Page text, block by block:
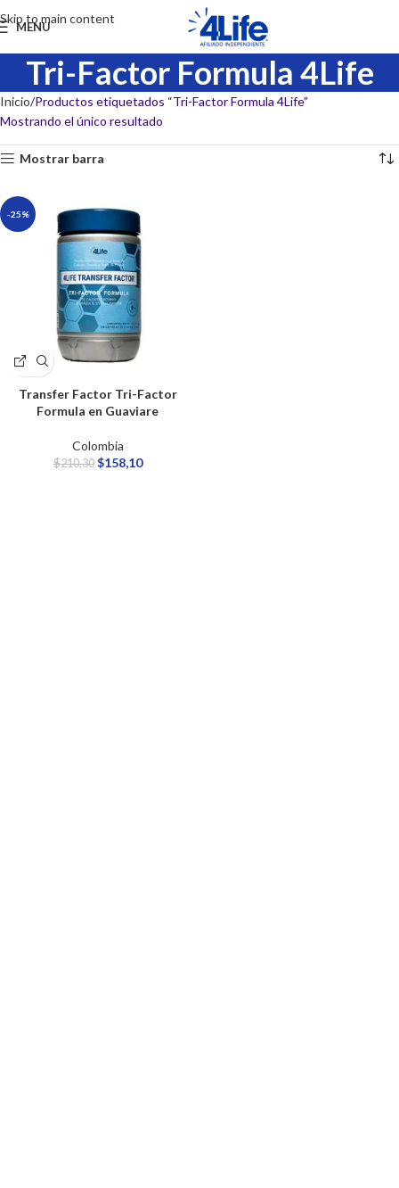
Skip to main content
MENU
Tri-Factor Formula 4Life
Inicio Productos etiquetados “Tri-Factor Formula 4Life”
Mostrando el único resultado
Mostrar barra
-25%
Transfer Factor Tri-Factor
Formula en Guaviare
Colombia
$210,30 $158,10